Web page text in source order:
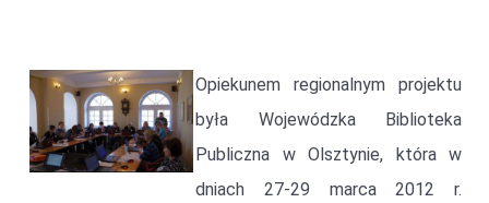
Opiekunem regionalnym projektu
była Wojewódzka Biblioteka
Publiczna w Olsztynie, która w
dniach 27-29 marca 2012 r.